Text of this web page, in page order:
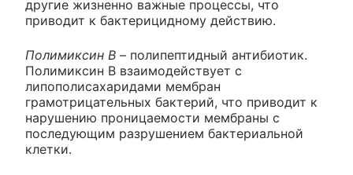
другие жизненно важные процессы, что
приводит к бактерицидному действию.
Полимиксин В – полипептидный антибиотик.
Полимиксин В взаимодействует с
липополисахаридами мембран
грамотрицательных бактерий, что приводит к
нарушению проницаемости мембраны с
последующим разрушением бактериальной
клетки.